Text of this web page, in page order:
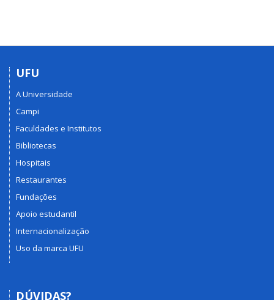
UFU
A Universidade
Campi
Faculdades e Institutos
Bibliotecas
Hospitais
Restaurantes
Fundações
Apoio estudantil
Internacionalização
Uso da marca UFU
DÚVIDAS?